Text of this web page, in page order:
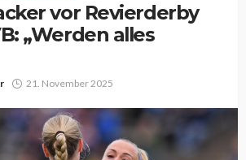
vor Revierderby
„Werden alles
21. November 2025